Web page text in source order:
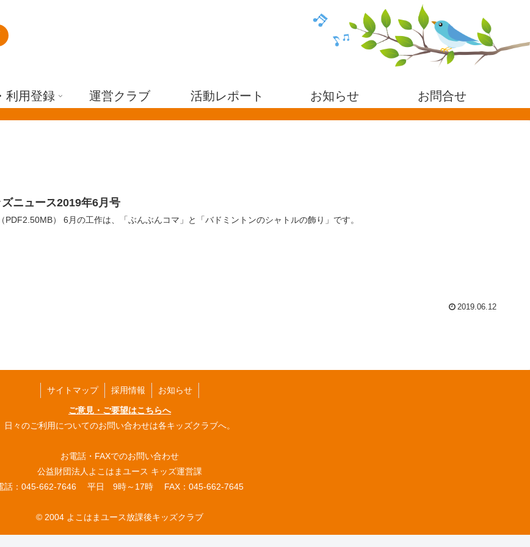
利用登録 運営クラブ 活動レポート お知らせ お問合せ
ニュース2019年6月号
PDF2.50MB） 6月の工作は、「ぶんぶんコマ」と「バドミントンのシャトルの飾り」です。
2019.06.12
サイトマップ 採用情報 お知らせ
ご意見・ご要望はこちらへ
日々のご利用についてのお問い合わせは各キッズクラブへ。
お電話・FAXでのお問い合わせ
公益財団法人よこはまユース キッズ運営課
話：045-662-7646 平日 9時～17時 FAX：045-662-7645
© 2004 よこはまユース放課後キッズクラブ